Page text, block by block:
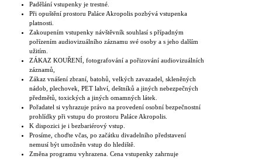
Padělání vstupenky je trestné.
Při opuštění prostoru Paláce Akropolis pozbývá vstupenka
platnosti.
Zakoupením vstupenky návštěvník souhlasí s případným
pořízením audiovizuálního záznamu své osoby a s jeho dalším
užitím.
ZÁKAZ KOUŘENÍ, fotografování a pořizování audiovizuálních
záznamů,
Zákaz vnášení zbraní, batohů, velkých zavazadel, skleněných
nádob, plechovek, PET lahví, deštníků a jiných nebezpečných
předmětů, toxických a jiných omamných látek.
Pořadatel si vyhrazuje právo na provedení osobní bezpečnostní
prohlídky při vstupu do prostoru Paláce Akropolis.
K dispozici je i bezbariérový vstup.
Prosíme, choďte včas, po začátku divadelního představení
nemusí být umožněn vstup do hlediště.
Změna programu vyhrazena. Cena vstupenky zahrnuje